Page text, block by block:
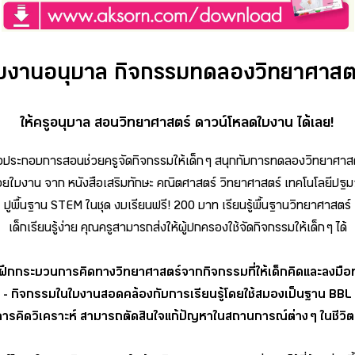
งานอนุบาล กิจกรรมทดลองวิทยาศาส
ให้ครูอนุบาล สอนวิทยาศาสตร์ ดาวน์โหลดใบงาน ได้เลย!
ประกอบการสอนช่วยครูจัดกิจกรรมให้เด็ก ๆ สนุกกับการทดลองวิทยาศาส
ใบงาน จาก หนังสือเสริมทักษะ คณิตศาสตร์ วิทยาศาสตร์ เทคโนโลยีปฐ
ปูพื้นฐาน STEM ในชุด งบเรียนฟรี! 200 บาท เรียนรู้พื้นฐานวิทยาศาสตร์
เด็กเรียนรู้ง่าย คุณครูสามารถส่งให้ผู้ปกครองใช้จัดกิจกรรมให้เด็ก ๆ ได้
กกระบวนการคิดทางวิทยาศาสตร์จากกิจกรรมที่ให้เด็กคิดและลงมือ
- กิจกรรมในใบงานสอดคล้องกับการเรียนรู้โดยใช้สมองเป็นฐาน BBL
รคิดวิเคราะห์ สามารถตัดสินใจแก้ปัญหาในสถานการณ์ต่าง ๆ ในชีวิต